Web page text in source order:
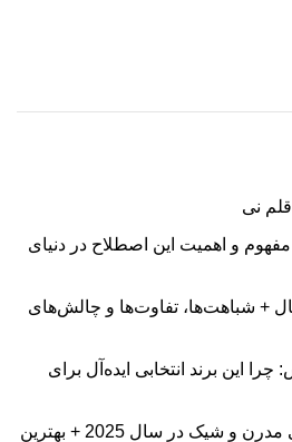
نی
و اهمیت این اصطلاح در دنیای
+ شباهت‌ها، تفاوت‌ها و چالش‌های
این برند انتخابی ایده‌آل برای
معرفی انواع تابلو نقاشی مدرن و شیک در سال 2025 + بهترین